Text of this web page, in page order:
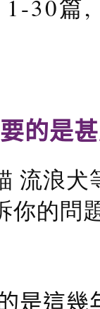
1-30篇
的是
流浪
你的問
是這